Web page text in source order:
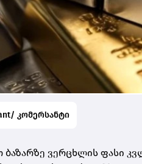
კომერსანტი
ვერცხლის ფასი